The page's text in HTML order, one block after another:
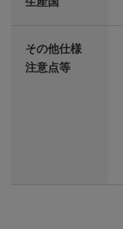
その他仕様
注意点等